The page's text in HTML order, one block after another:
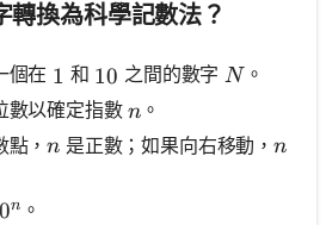
轉換為科學記數法？
個在 1
1 和 10
10 之間的數字 N
N 。
數以確定指數n
n 。
點，n
n 是正數；如果向右移動，n
n
10^n
0n 。